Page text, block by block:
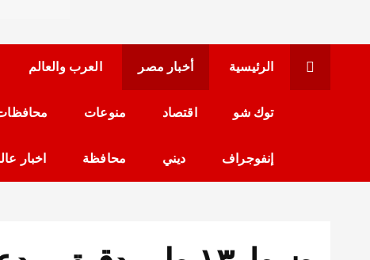
م
الرئيسية أخبار مصر العرب والعالم
توك شو اقتصاد منوعات
إنفوجراف ديني محافظة اخبار